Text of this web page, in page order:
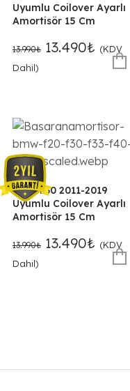
Uyumlu Coilover Ayarlı
Amortisör 15 Cm
13.990₺ Orijinal
13.490₺Şu
andaki
(KDV
Dahil)
BMW F30 2011-2019
Uyumlu Coilover Ayarlı
Amortisör 15 Cm
13.990₺ Orijinal
13.490₺Şu
andaki
(KDV
Dahil)